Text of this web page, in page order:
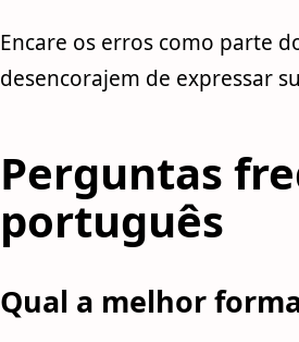
Encare os erros como parte
desencorajem de expressar
Perguntas
português
Qual a melhor